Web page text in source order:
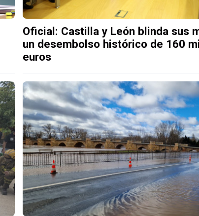
Oficial: Castilla y León blinda sus
un desembolso histórico de 160
euros